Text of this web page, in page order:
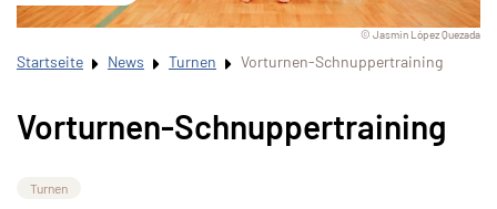
© Jasmin López Quezada
Startseite News Turnen Vorturnen-Schnuppertraining
Vorturnen-Schnuppertraining
Turnen